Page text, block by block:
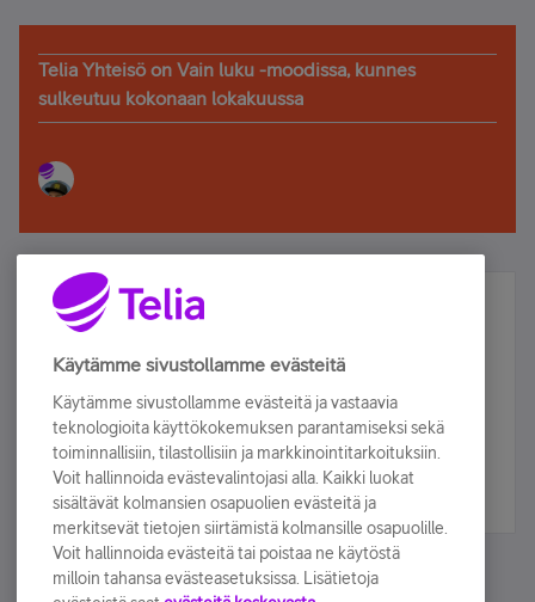
Telia Yhteisö on Vain luku -moodissa, kunnes
sulkeutuu kokonaan lokakuussa
Älä jää paitsi – osallistu ja voita!
Tilaa Telian uutiskirje ja olet mukana arvonnassa.
sähköpostiisi.
Tilaa nyt
Käytämme sivustollamme evästeitä
Käytämme sivustollamme evästeitä ja vastaavia
teknologioita käyttökokemuksen parantamiseksi sekä
toiminnallisiin, tilastollisiin ja markkinointitarkoituksiin.
Voit hallinnoida evästevalintojasi alla. Kaikki luokat
sisältävät kolmansien osapuolien evästeitä ja
merkitsevät tietojen siirtämistä kolmansille osapuolille.
Voit hallinnoida evästeitä tai poistaa ne käytöstä
milloin tahansa evästeasetuksissa. Lisätietoja